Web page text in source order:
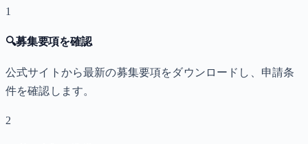
1
🔍募集要項を確認
公式サイトから最新の募集要項をダウンロードし、申請条
件を確認します。
2